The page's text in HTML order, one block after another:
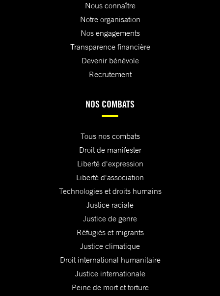
Nous connaître
Notre organisation
Nos engagements
Transparence financière
Devenir bénévole
Recrutement
NOS COMBATS
Tous nos combats
Droit de manifester
Liberté d'expression
Liberté d'association
Technologies et droits humains
Justice raciale
Justice de genre
Réfugiés et migrants
Justice climatique
Droit international humanitaire
Justice internationale
Peine de mort et torture